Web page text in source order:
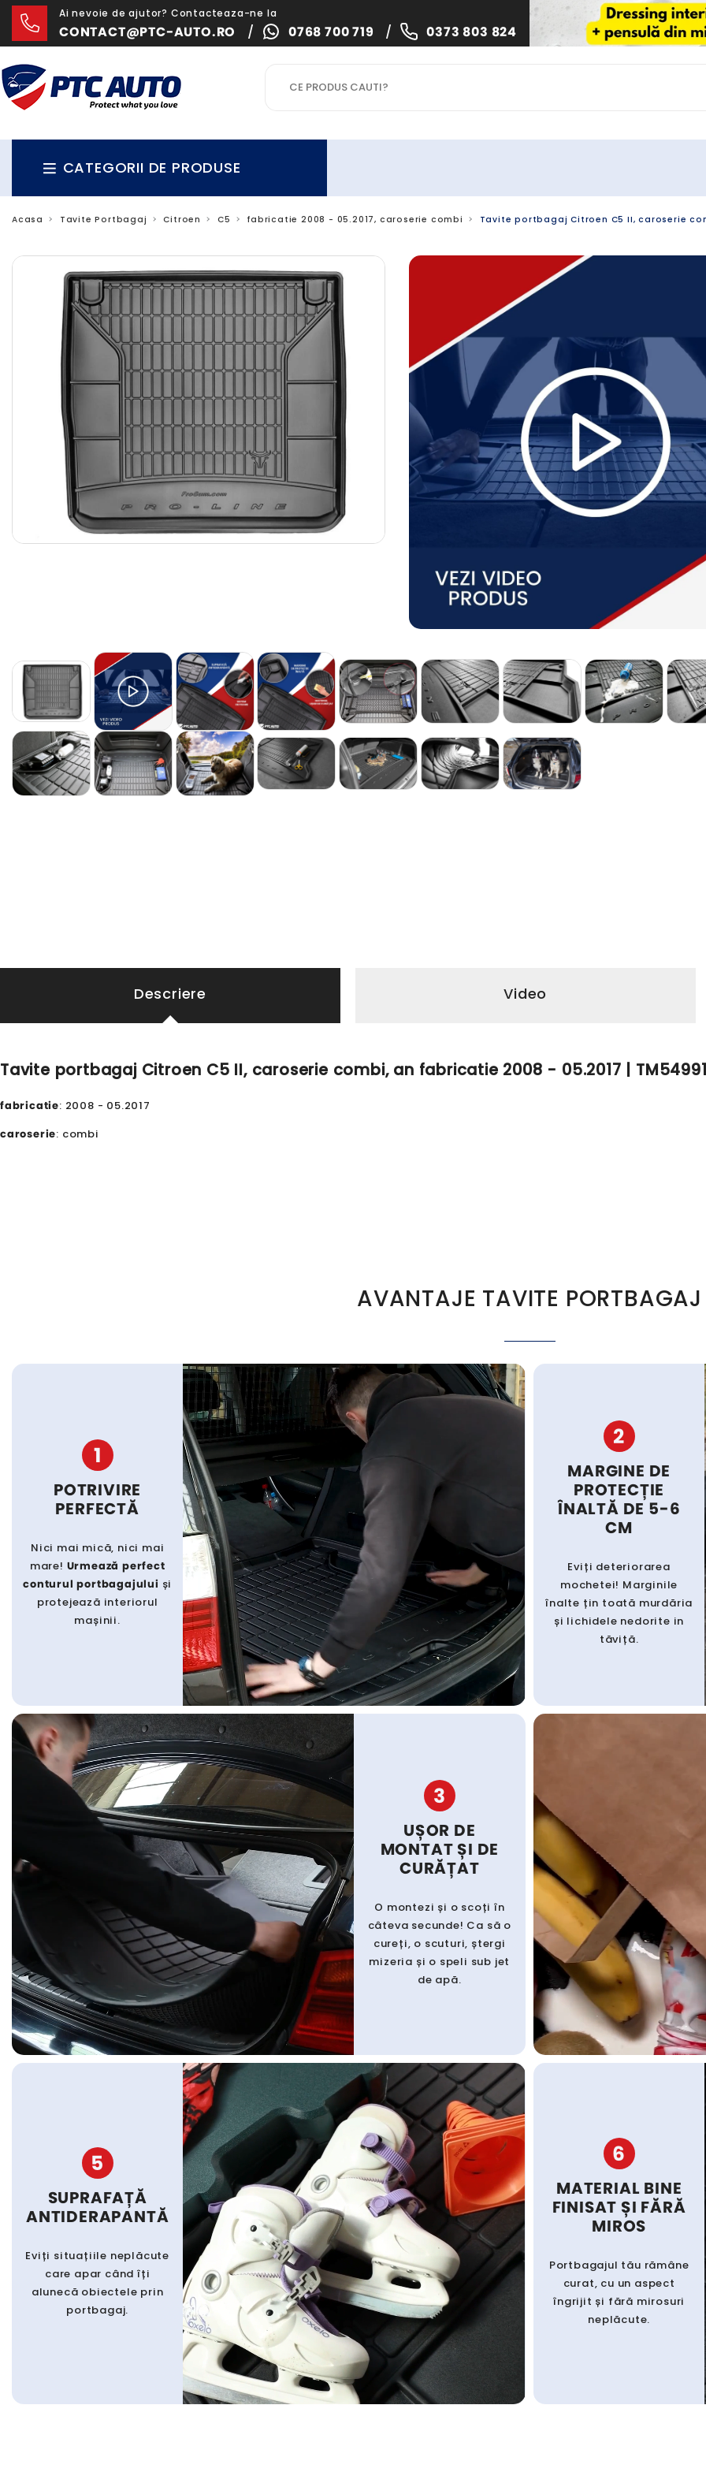
Ai nevoie de ajutor? Contacteaza-ne la
CONTACT@PTC-AUTO.RO / 0768 700 719 / 0373 803 824
CATEGORII DE PRODUSE
Acasa Tavite Portbagaj Citroen C5 fabricatie 2008 - 05.2017, caroserie combi Tavite portbagaj Citroen C5 II, caroserie
Descriere
Tavite portbagaj Citroen C5 II, caroserie combi, an fabricatie 2008 - 05.2017 |
fabricatie: 2008 - 05.2017
caroserie: combi
Video
AVANTAJE TAVITE PORTBAGAJ
1
POTRIVIRE
PERFECTĂ
Nici mai mică, nici mai
mare! Urmează perfect
conturul portbagajului și
protejează interiorul
mașinii.
2
MARGINE DE
PROTECȚIE
ÎNALTĂ DE 5-6
CM
Eviți deteriorarea
mochetei! Marginile
înalte țin toată murdăria
și lichidele nedorite in
tăviță.
3
UȘOR DE
MONTAT ȘI DE
CURĂȚAT
O montezi și o scoți în
câteva secunde! Ca să o
cureți, o scuturi, ștergi
mizeria și o speli sub jet
de apă.
5
SUPRAFAȚĂ
ANTIDERAPANTĂ
Eviți situațiile neplăcute
care apar când îți
alunecă obiectele prin
portbagaj.
6
MATERIAL BINE
FINISAT ȘI FĂRĂ
MIROS
Portbagajul tău rămâne
curat, cu un aspect
îngrijit și fără mirosuri
neplăcute.